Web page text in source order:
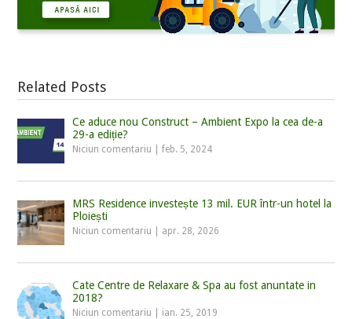
Related Posts
Ce aduce nou Construct – Ambient Expo la cea de-a
29-a ediție?
Niciun comentariu |feb. 5, 2024
MRS Residence investește 13 mil. EUR într-un hotel la
Ploiești
Niciun comentariu apr. 28, 2026
Cate Centre de Relaxare & Spa au fost anuntate in
2018?
Niciun comentariu ian. 25, 2019